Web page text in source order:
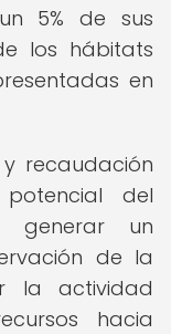
5% de sus
los hábitats
en
recaudación
del
generar un
de la
la actividad
hacia